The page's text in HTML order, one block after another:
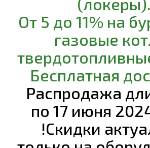
От 5 до 11% на
газовые
Бесплатная
Распродажа
по 17 июня
!Скидки